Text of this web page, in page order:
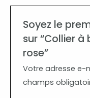
Soyez le
sur “Collier
rose”
Votre adresse e-
champs